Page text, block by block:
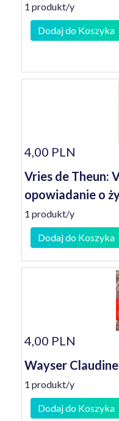
1 produkt/y
Dodaj do Koszyka
4,00 PLN
Vries de Theun:
opowiadanie o
1 produkt/y
Dodaj do Koszyka
4,00 PLN
Wayser
1 produkt/y
Dodaj do Koszyka